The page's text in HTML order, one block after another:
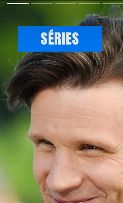
SÉRIES